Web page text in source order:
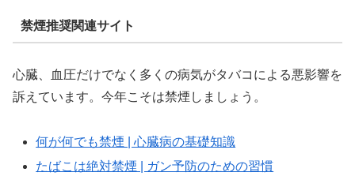
禁煙推奨関連サイト
心臓、血圧だけでなく多くの病気がタバコによる悪影響を
訴えています。今年こそは禁煙しましょう。
何が何でも禁煙 | 心臓病の基礎知識
たばこは絶対禁煙 | ガン予防のための習慣